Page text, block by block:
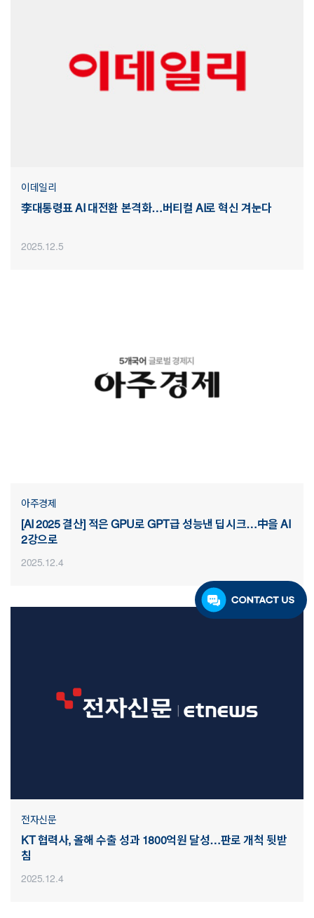
이데일리
李대통령표 AI 대전환 본격화…버티컬 AI로 혁신 겨눈다
2025.12.5
아주경제
[AI 2025 결산] 적은 GPU로 GPT급 성능낸 딥시크…中을 AI
2강으로
2025.12.4
전자신문
KT 협력사, 올해 수출 성과 1800억원 달성…판로 개척 뒷받
침
2025.12.4